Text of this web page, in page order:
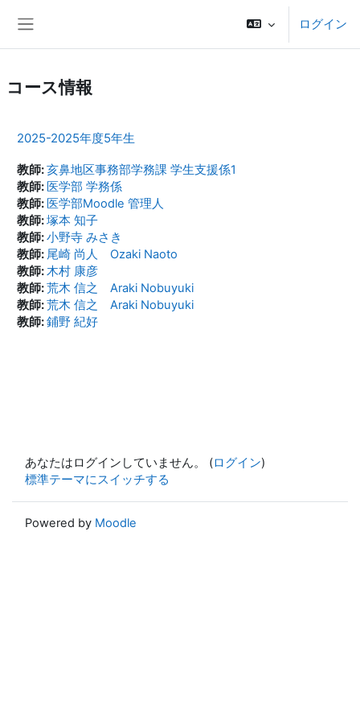
ログイン
コース情報
2025-2025年度5年生
教師:亥鼻地区事務部学務課 学生支援係1
教師: 医学部 学務係
教師: 医学部Moodle 管理人
教師:塚本 知子
教師:小野寺 みさき
教師: 尾崎 尚人 Ozaki Naoto
教師:木村 康彦
教師:荒木 信之 Araki Nobuyuki
教師:荒木 信之 Araki Nobuyuki
教師:鋪野 紀好
あなたはログインしていません。 (ログイン)
標準テーマにスイッチする
Powered by Moodle